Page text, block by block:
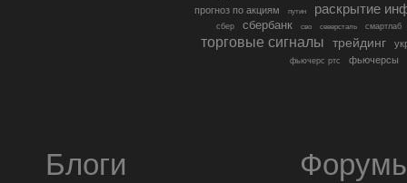
прогноз по акциям путин раскрытие
сбер сбербанк сво северсталь смартлаб
торговые сигналы трейдинг
фьючерс ртс фьючерсы
Блоги